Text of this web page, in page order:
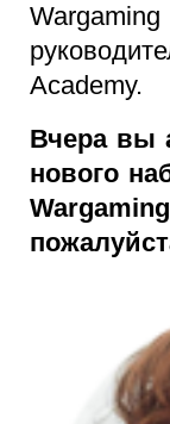
Academy.
Вчера вы
нового